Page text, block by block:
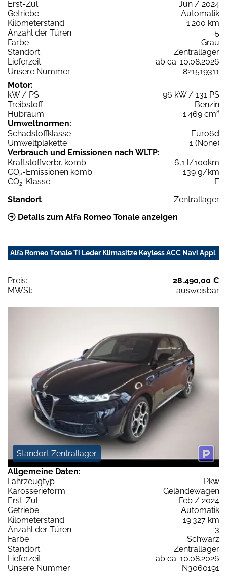
Erst-Zul.
Jun / 2024
Getriebe
Automatik
Kilometerstand
1.200 km
Anzahl der Türen
5
Farbe
Grau
Standort
Zentrallager
Lieferzeit
ab ca. 10.08.2026
Unsere Nummer
821519311
Motor:
kW / PS
96 kW / 131 PS
Treibstoff
Benzin
Hubraum
1.469 cm³
Umweltnormen:
Schadstoffklasse
Euro6d
Umweltplakette
1 (None)
Verbrauch und Emissionen nach WLTP:
Kraftstoffverbr. komb.
6,1 l/100km
CO2-Emissionen komb.
139 g/km
CO2-Klasse
E
Standort
Zentrallager
Details zum Alfa Romeo Tonale anzeigen
Alfa Romeo Tonale Ti Leder Klimasitze Keyless ACC Navi Appl
Preis:
28.490,00 €
MWSt:
ausweisbar
Standort Zentrallager
Allgemeine Daten:
Fahrzeugtyp
Pkw
Karosserieform
Geländewagen
Erst-Zul.
Feb / 2024
Getriebe
Automatik
Kilometerstand
19.327 km
Anzahl der Türen
3
Farbe
Schwarz
Standort
Zentrallager
Lieferzeit
ab ca. 10.08.2026
Unsere Nummer
N3060191